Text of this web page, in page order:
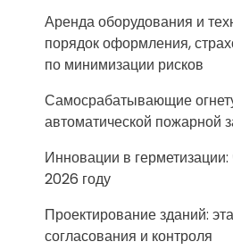
Аренда оборудования и
порядок оформления,
по минимизации рисков
Самосрабатывающие
автоматической пожарной
Инновации в герметизации:
2026 году
Проектирование зданий:
согласования и контроля